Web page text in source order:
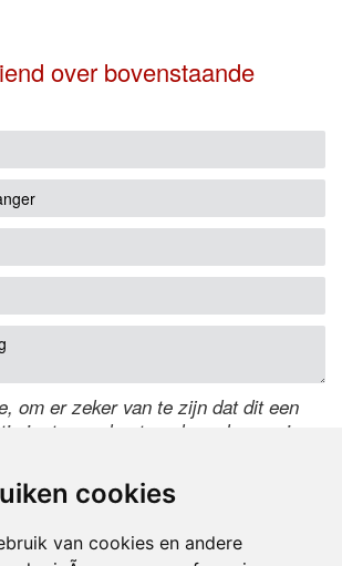
cookies
van cookies en andere
over bovenstaande
om er zeker van te zijn dat dit een
is, typ onderstaande code over in